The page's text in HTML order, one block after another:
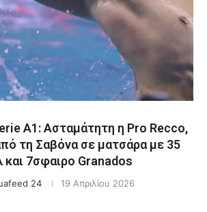
A1: Ασταμάτητη η Pro Recco,
τη Σαβόνα σε ματσάρα με 35
και 7σφαιρο Granados
24 19 Απριλίου 2026